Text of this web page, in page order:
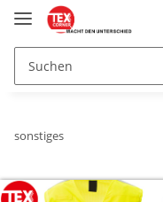
sonstiges